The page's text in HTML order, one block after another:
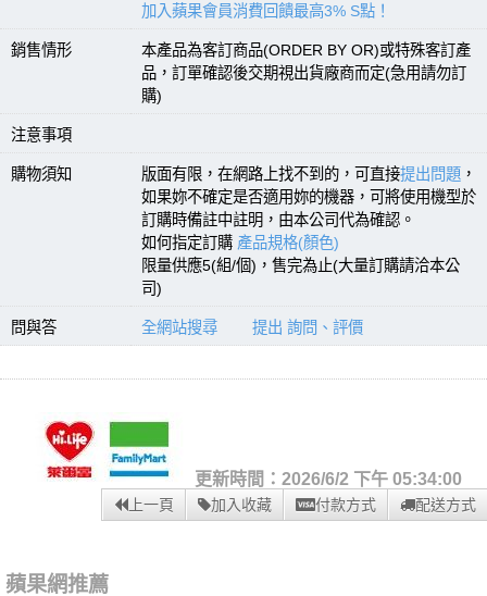
加入蘋果會員消費回饋最高3% S點！
銷售情形
本產品為客訂商品(ORDER BY OR)或特殊客訂產
品，訂單確認後交期視出貨廠商而定(急用請勿訂
購)
注意事項
購物須知 版面有限，在網路上找不到的，可直接提出問題 ，
如果妳不確定是否適用妳的機器，可將使用機型於
訂購時備註中註明，由本公司代為確認。
如何指定訂購 產品規格(顏色)
限量供應5(組/個)，售完為止(大量訂購請洽本公
司)
問與答 全網站搜尋 提出 詢問、評價
更新時間：2026/6/2 下午 05:34:00
上一頁 加入收藏 付款方式 配送方式
蘋果網推薦